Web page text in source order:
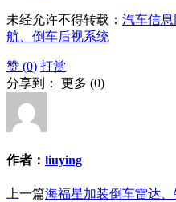
未经允许不得转载： 汽车信息
航、倒车后视系统
赞 (0) 打赏
分享到： 更多 (0)
作者： liuying
上一篇海福星加装倒车雷达